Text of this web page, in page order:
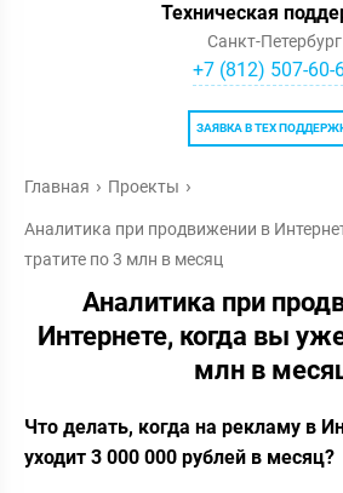
Техническая
Санкт-Петербург
+7 (812) 507-60-
ЗАЯВКА В ТЕХ
Главная Проекты
Аналитика при продвижении в
тратите по 3 млн в месяц
Аналитика при
Интернете, когда вы
млн в
Что делать, когда на рекламу в
уходит 3 000 000 рублей в месяц?